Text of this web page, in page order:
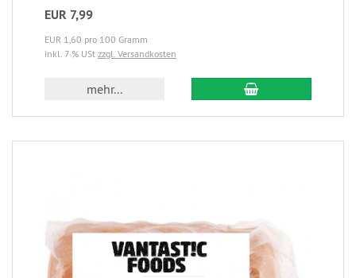
EUR 7,99
EUR 1,60 pro 100 Gramm
inkl. 7 % USt zzgl. Versandkosten
mehr...